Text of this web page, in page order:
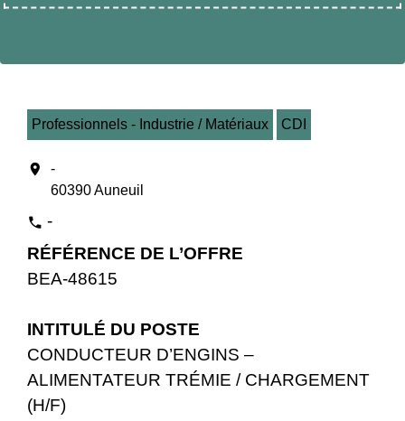
Professionnels - Industrie / Matériaux CDI
location_on
-
60390 Auneuil
phone -
RÉFÉRENCE DE L’OFFRE
BEA-48615
INTITULÉ DU POSTE
CONDUCTEUR D’ENGINS –
ALIMENTATEUR TRÉMIE / CHARGEMENT
(H/F)